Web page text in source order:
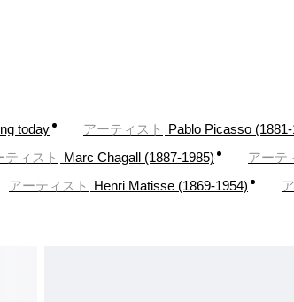
today アーティスト Pablo Picasso
ティスト Marc Chagall (1887-1985) アーテ
アーティスト Henri Matisse (1869-1954)